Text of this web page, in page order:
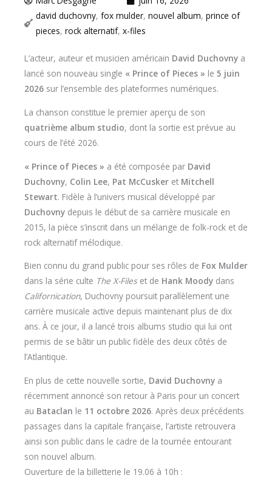
david duchovny, fox mulder, nouvel album, prince of
pieces, rock alternatif, x-files
L’acteur, auteur et musicien américain David Duchovny a
lancé son nouveau single « Prince of Pieces » le 5 juin
2026 sur l’ensemble des plateformes numériques.
La chanson constitue le premier aperçu de son
quatrième album studio, dont la sortie est prévue au
cours de l’été 2026.
« Prince of Pieces » a été composée par David
Duchovny, Colin Lee, Pat McCusker et Mitchell
Stewart. Fidèle à l’univers musical développé par
Duchovny depuis le début de sa carrière musicale en
2015, la pièce s’inscrit dans un mélange de folk-rock et de
rock alternatif mélodique.
Bien connu du grand public pour ses rôles de Fox Mulder
dans la série culte The X-Fileset de Hank Moody dans
Californication, Duchovny poursuit parallèlement une
carrière musicale active depuis maintenant plus de dix
ans. À ce jour, il a lancé trois albums studio qui lui ont
permis de se bâtir un public fidèle des deux côtés de
l’Atlantique.
En plus de cette nouvelle sortie, David Duchovny a
récemment annoncé son retour à Paris pour un concert
au Bataclan le 11 octobre 2026. Après deux précédents
passages dans la capitale française, l’artiste retrouvera
ainsi son public dans le cadre de la tournée entourant
son nouvel album.
Ouverture de la billetterie le 19.06 à 10h :